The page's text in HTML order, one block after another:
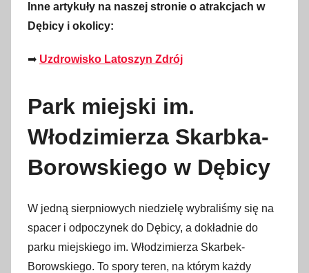
o
2
s
r
p
2
Inne artykuły na naszej stronie o atrakcjach w
Dębicy i okolicy:
➡ Uzdrowisko Latoszyn Zdrój
Park miejski im.
Włodzimierza Skarbka-
Borowskiego w Dębicy
W jedną sierpniowych niedzielę wybraliśmy się na
spacer i odpoczynek do Dębicy, a dokładnie do
parku miejskiego im. Włodzimierza Skarbek-
Borowskiego. To spory teren, na którym każdy